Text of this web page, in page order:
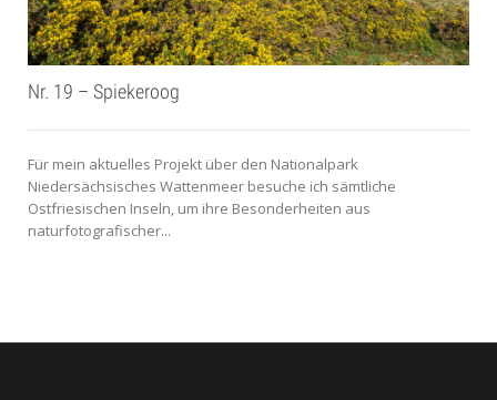
Nr. 19 – Spiekeroog
Für mein aktuelles Projekt über den Nationalpark
Niedersächsisches Wattenmeer besuche ich sämtliche
Ostfriesischen Inseln, um ihre Besonderheiten aus
naturfotografischer...